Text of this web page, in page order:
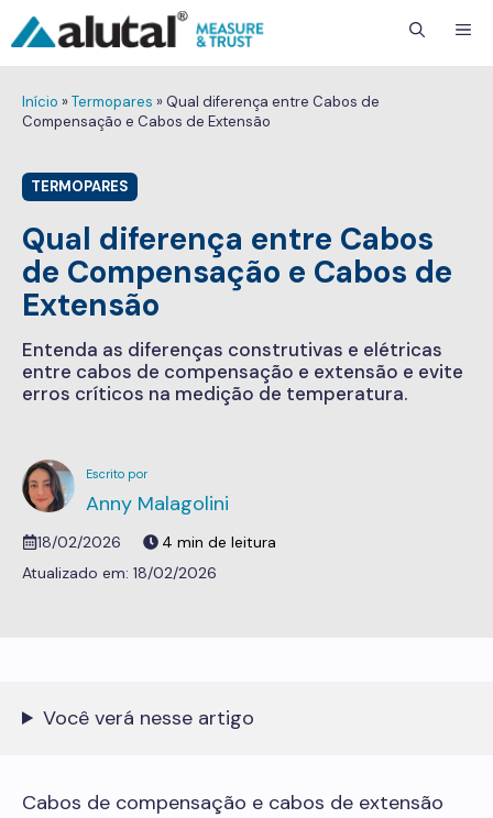
Início »Termopares » Qual diferença entre Cabos de
Compensação e Cabos de Extensão
TERMOPARES
Qual diferença entre Cabos
de Compensação e Cabos de
Extensão
Entenda as diferenças construtivas e elétricas
entre cabos de compensação e extensão e evite
erros críticos na medição de temperatura.
Anny Malagolini
18/02/2026
18/02/2026
Você verá nesse artigo
Cabos de compensação e cabos de extensão